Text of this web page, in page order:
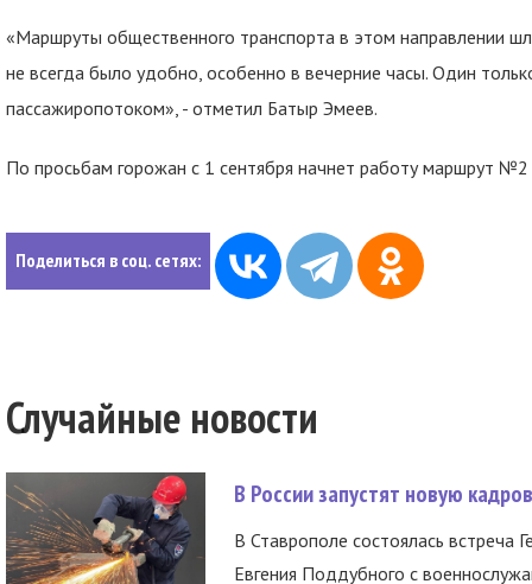
«Маршруты общественного транспорта в этом направлении
не всегда было удобно, особенно в вечерние часы. Один
пассажиропотоком», - отметил Батыр Эмеев.
По просьбам горожан с 1 сентября начнет работу маршрут
Поделиться в соц. сетях:
Случайные новости
В России запустят новую
В Ставрополе состоялась встреча
Евгения Поддубного с